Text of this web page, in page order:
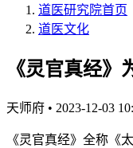
道医研究院首页
道医文化
《灵官真经》
天师府 • 2023-12-03
《灵官真经》全称《